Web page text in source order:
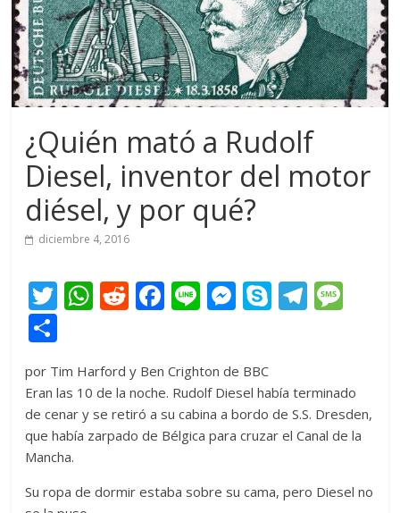
¿Quién mató a Rudolf
Diesel, inventor del motor
diésel, y por qué?
diciembre 4, 2016
T
er
W
s
A
p
R
di
t
F
b
o
o
Li M
e
n
g
S
p
e
T
gr
a
m
a
g
e
m
p
ar
ti
r
por Tim Harford y Ben Crighton de BBC
Eran las 10 de la noche. Rudolf Diesel había terminado
de cenar y se retiró a su cabina a bordo de S.S. Dresden,
que había zarpado de Bélgica para cruzar el Canal de la
Mancha.
Su ropa de dormir estaba sobre su cama, pero Diesel no